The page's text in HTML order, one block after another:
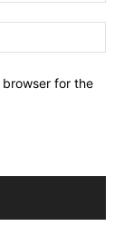
browser for the